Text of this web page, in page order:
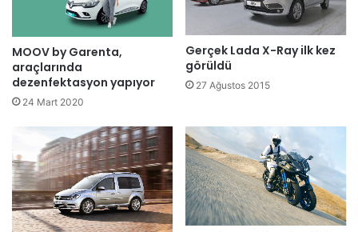
MOOV by Garenta,
araçlarında
dezenfektasyon yapıyor
24 Mart 2020
Gerçek Lada X-Ray ilk kez
görüldü
27 Ağustos 2015